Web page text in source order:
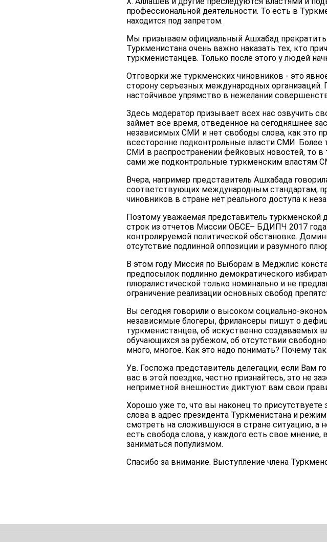
профессиональной деятельности. То есть в
находится под запретом.
Мы призываем официальный Ашхабад прекратить
Туркменистана очень важно наказать тех, кто
туркменистанцев. Только после этого у людей
Отговорки же туркменских чиновников - это
сторону серъезных международных
настойчивое упрямство в нежелании
Здесь модератор призывает всех нас озвучить
займет все время, отведенное на сегодняшнее
независимых СМИ и нет свободы слова, как это
всесторонне подконтрольные власти СМИ. Более
СМИ в распространении фейковых новостей, то
сами же подконтрольные туркменским властям
Вчера, например представитель Ашхабада
соответствующих международным стандартам,
чиновников в стране нет реального доступа к
Поэтому уважаемая представитель туркменской
строк из отчетов Миссии ОБСЕ– БДИПЧ 2017
контролируемой политической обстановке.
отсутствие подлинной оппозиции и разумного
В этом году Миссия по Выборам в Меджлис
предпосылок подлинно демократического
плюралистической только номинально и не
ограничение реализации основных свобод
Вы сегодня говорили о высоком социально-
независимые блогеры, фрилансеры пишут о
туркменистанцев, об искуственно создаваемых
обучающихся за рубежом, об отсутствии
много, многое. Как это надо понимать? Почему
Ув. Госпожа представитель делегации, если
вас в этой поездке, честно признайтесь, это не
неприметной внешности» диктуют вам свои
Хорошо уже то, что вы наконец то
слова в адрес президента Туркменистана и
смотреть на сложившуюся в стране ситуацию, а
есть свобода слова, у каждого есть свое
заниматься популизмом.
Спасибо за внимание. Выступление члена